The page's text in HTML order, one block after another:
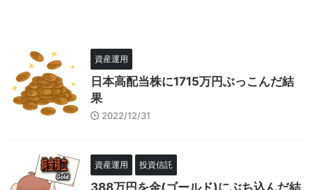
資産運用
日本高配当株に1715万円ぶっこんだ結
果
2022/12/31
資産運用 投資信託
388万円を金(ゴールド)にぶち込んだ結